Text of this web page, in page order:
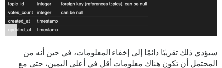
سيؤدي ذلك تقريبًا دائمًا إلى إخفاء المعلومات، في حين أنه من
المحتمل أن تكون هناك معلومات أقل في أعلى اليمين، حتى مع